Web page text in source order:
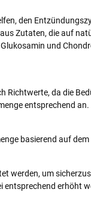
den
Zutaten, die auf
und
Richtwerte, da die
entsprechend an.
basierend auf
werden, um
entsprechend erhöht